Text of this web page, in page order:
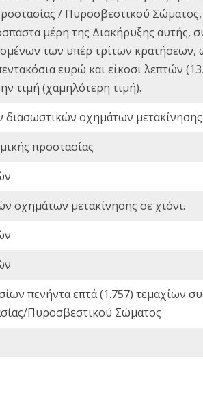
/ Πυροσβεστικού
μέρη της Διακήρυξης αυτής,
των υπέρ τρίτων κρατήσεων,
ευρώ και είκοσι λεπτών
τιμή (χαμηλότερη τιμή).
οχημάτων
προστασίας
οχημάτων μετακίνησης σε χιόνι.
πενήντα επτά (1.757)
Πυροσβεστικού Σώματος